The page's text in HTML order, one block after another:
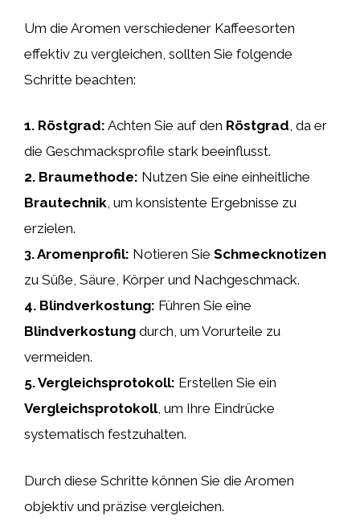
Um die Aromen verschiedener Kaffeesorten
effektiv zu vergleichen, sollten Sie folgende
Schritte beachten:
1. Röstgrad: Achten Sie auf den Röstgrad, da er
die Geschmacksprofile stark beeinflusst.
2. Braumethode: Nutzen Sie eine einheitliche
Brautechnik, um konsistente Ergebnisse zu
erzielen.
3.Aromenprofil: Notieren Sie Schmecknotizen
zu Süße, Säure, Körper und Nachgeschmack.
4. Blindverkostung: Führen Sie eine
Blindverkostung durch, um Vorurteile zu
vermeiden.
5.Vergleichsprotokoll: Erstellen Sie ein
Vergleichsprotokoll, um Ihre Eindrücke
systematisch festzuhalten.
Durch diese Schritte können Sie die Aromen
objektiv und präzise vergleichen.